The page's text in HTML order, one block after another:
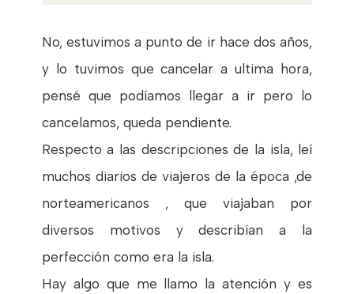
No, estuvimos a punto de ir hace dos años,
y lo tuvimos que cancelar a ultima hora,
pensé que podíamos llegar a ir pero lo
cancelamos, queda pendiente.
Respecto a las descripciones de la isla, leí
muchos diarios de viajeros de la época ,de
norteamericanos , que viajaban por
diversos motivos y describían a la
perfección como era la isla.
Hay algo que me llamo la atención y es